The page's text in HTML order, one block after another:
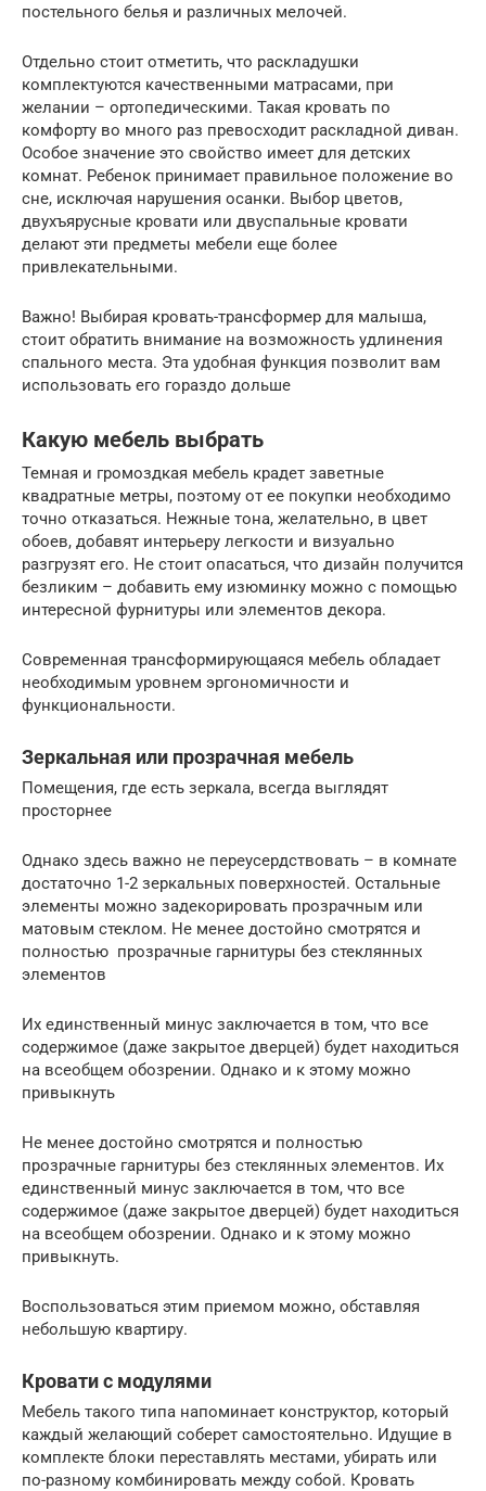
постельного белья и различных мелочей.
Отдельно стоит отметить, что раскладушки
комплектуются качественными матрасами, при
желании – ортопедическими. Такая кровать по
комфорту во много раз превосходит раскладной диван.
Особое значение это свойство имеет для детских
комнат. Ребенок принимает правильное положение во
сне, исключая нарушения осанки. Выбор цветов,
двухъярусные кровати или двуспальные кровати
делают эти предметы мебели еще более
привлекательными.
Важно! Выбирая кровать-трансформер для малыша,
стоит обратить внимание на возможность удлинения
спального места. Эта удобная функция позволит вам
использовать его гораздо дольше
Какую мебель выбрать
Темная и громоздкая мебель крадет заветные
квадратные метры, поэтому от ее покупки необходимо
точно отказаться. Нежные тона, желательно, в цвет
обоев, добавят интерьеру легкости и визуально
разгрузят его. Не стоит опасаться, что дизайн получится
безликим – добавить ему изюминку можно с помощью
интересной фурнитуры или элементов декора.
Современная трансформирующаяся мебель обладает
необходимым уровнем эргономичности и
функциональности.
Зеркальная или прозрачная мебель
Помещения, где есть зеркала, всегда выглядят
просторнее
Однако здесь важно не переусердствовать – в комнате
достаточно 1-2 зеркальных поверхностей. Остальные
элементы можно задекорировать прозрачным или
матовым стеклом. Не менее достойно смотрятся и
полностью прозрачные гарнитуры без стеклянных
элементов
Их единственный минус заключается в том, что все
содержимое (даже закрытое дверцей) будет находиться
на всеобщем обозрении. Однако и к этому можно
привыкнуть
Не менее достойно смотрятся и полностью
прозрачные гарнитуры без стеклянных элементов. Их
единственный минус заключается в том, что все
содержимое (даже закрытое дверцей) будет находиться
на всеобщем обозрении. Однако и к этому можно
привыкнуть.
Воспользоваться этим приемом можно, обставляя
небольшую квартиру.
Кровати с модулями
Мебель такого типа напоминает конструктор, который
каждый желающий соберет самостоятельно. Идущие в
комплекте блоки переставлять местами, убирать или
по-разному комбинировать между собой. Кровать